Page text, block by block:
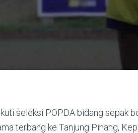
seleksi POPDA bidang sepak
terbang ke Tanjung Pinang,